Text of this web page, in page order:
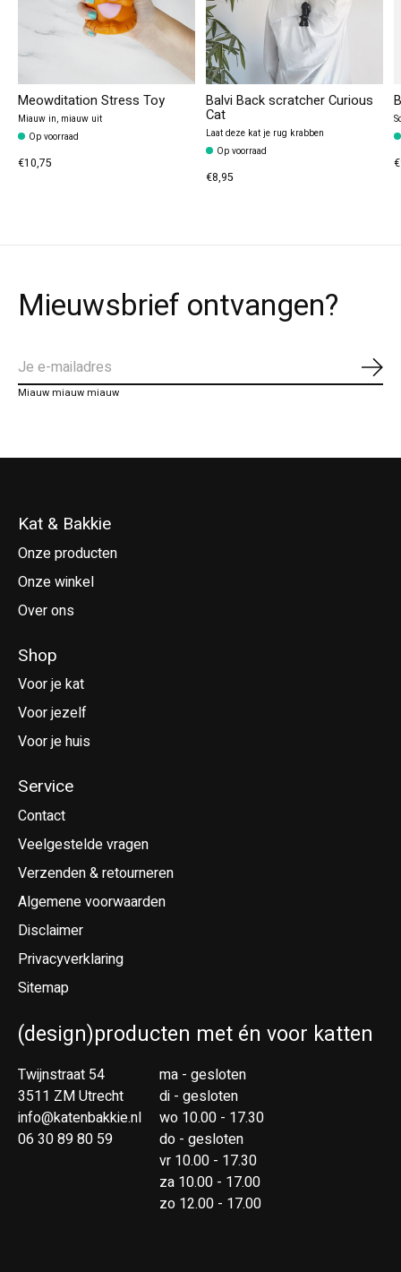
Meowditation Stress Toy
Miauw in, miauw uit
Op voorraad
€10,75
Balvi Back scratcher Curious
Cat
Laat deze kat je rug krabben
Op voorraad
€8,95
Mieuwsbrief ontvangen?
Miauw miauw miauw
Kat & Bakkie
Onze producten
Onze winkel
Over ons
Shop
Voor je kat
Voor jezelf
Voor je huis
Service
Contact
Veelgestelde vragen
Verzenden & retourneren
Algemene voorwaarden
Disclaimer
Privacyverklaring
Sitemap
(design)producten met én voor katten
Twijnstraat 54
3511 ZM Utrecht
info@katenbakkie.nl
06 30 89 80 59
ma - gesloten
di - gesloten
wo 10.00 - 17.30
do - gesloten
vr 10.00 - 17.30
za 10.00 - 17.00
zo 12.00 - 17.00